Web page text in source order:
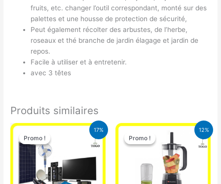
fruits, etc. changer l’outil correspondant, monté sur des
palettes et une housse de protection de sécurité,
Peut également récolter des arbustes, de l’herbe,
roseaux et thé branche de jardin élagage et jardin de
repos.
Facile à utiliser et à entretenir.
avec 3 têtes
Produits similaires
17%
Promo !
Promo !
Le
initial
était :
430.000 CFA.
Le
prix
actuel
355.000 CFA.
12%
Promo !
Promo !
Le
prix
initial
était :
25.000 CFA.
Le
prix
actuel
est :